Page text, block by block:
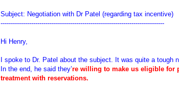
Subject: Negotiation with Dr Patel (regarding tax incentive)
--------------------------------------------------------------------------------
Hi Henry,
I spoke to Dr. Patel about the subject. It was quite a tough
In the end, he said they’re willing to make us eligible for
treatment with reservations.